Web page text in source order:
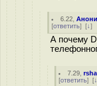
6.22 ,
[ответить] [↓]
А почему
7.29 ,
[ответить] [↓